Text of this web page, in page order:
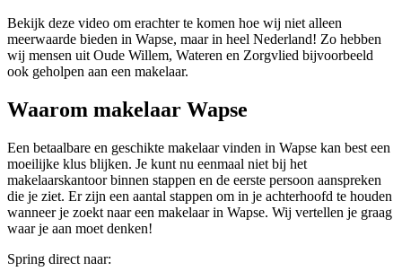
Bekijk deze video om erachter te komen hoe wij niet alleen
meerwaarde bieden in Wapse, maar in heel Nederland! Zo hebben
wij mensen uit Oude Willem, Wateren en Zorgvlied bijvoorbeeld
ook geholpen aan een makelaar.
Waarom makelaar Wapse
Een betaalbare en geschikte makelaar vinden in Wapse kan best een
moeilijke klus blijken. Je kunt nu eenmaal niet bij het
makelaarskantoor binnen stappen en de eerste persoon aanspreken
die je ziet. Er zijn een aantal stappen om in je achterhoofd te houden
wanneer je zoekt naar een makelaar in Wapse. Wij vertellen je graag
waar je aan moet denken!
Spring direct naar: